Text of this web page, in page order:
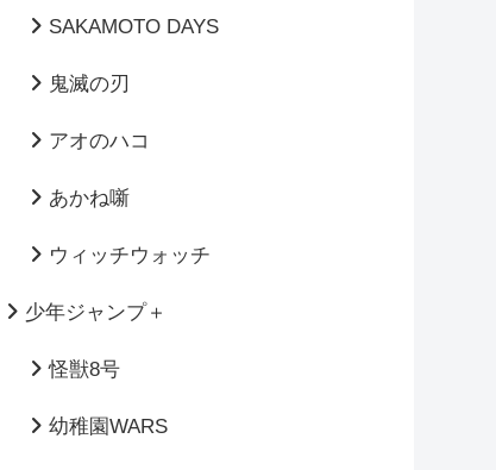
SAKAMOTO DAYS
鬼滅の刃
アオのハコ
あかね噺
ウィッチウォッチ
少年ジャンプ＋
怪獣8号
幼稚園WARS